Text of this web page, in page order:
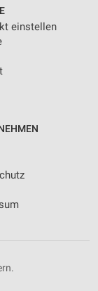
einstellen